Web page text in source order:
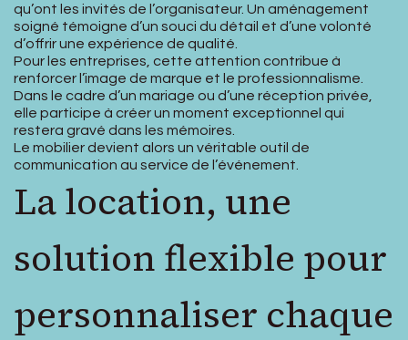
qu’ont les invités de l’organisateur. Un aménagement
soigné témoigne d’un souci du détail et d’une volonté
d’offrir une expérience de qualité.
Pour les entreprises, cette attention contribue à
renforcer l’image de marque et le professionnalisme.
Dans le cadre d’un mariage ou d’une réception privée,
elle participe à créer un moment exceptionnel qui
restera gravé dans les mémoires.
Le mobilier devient alors un véritable outil de
communication au service de l’événement.
La location, une
solution flexible pour
personnaliser chaque